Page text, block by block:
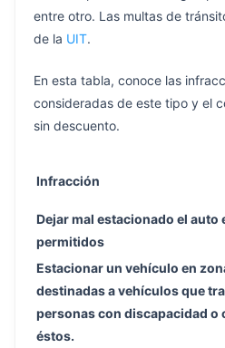
entre otro. Las multas de
de la UIT.
En esta tabla, conoce las
consideradas de este tipo y el
sin descuento.
Infracción
Dejar mal estacionado el auto
permitidos
Estacionar un vehículo en
destinadas a vehículos que
personas con discapacidad o
éstos.